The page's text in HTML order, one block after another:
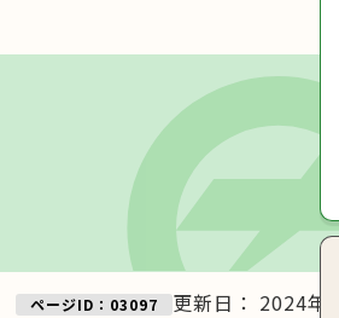
ページID：03097 更新日： 2024年